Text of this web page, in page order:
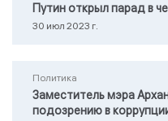
Путин открыл парад в
30 июл 2023 г.
Политика
Заместитель мэра
подозрению в